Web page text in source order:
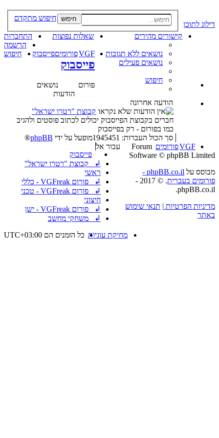
דילוג לתוכן
חיפוש חיפוש מתקדם
קישורים מהירים
נושאים ללא תגובות
נושאים פעילים
חיפוש
שאלות נפוצות
התחברות
הרשמה
VGFפורומיםפייסבוק חיפוש
פייסבוק
פורום
נושאים
הודעות
הודעה אחרונה
קבוצת "רטרו ישראל"
חברים בקבוצת הפייסבוק יכולים לכתוב פוסטים ולהגיב
כמו בפורום - רק בפייסבוק
סך הכול העברות: 1945451
עבור אל
פייסבוק
↲ קבוצת "רטרו ישראל"
ראשי
↲ פורום VGFreak - כללי
↲ פורום VGFreak - טכני
חיצוני
↲ פורום VGFreak - ישן
↲ משחקי מחשב
VGFפורומים
כל הזמנים הם UTC+03:00 מחיקת עוגיות
מופעל על ידי phpBB
®
Forum
Software © phpBB Limited
מבוסס על
phpBB.co.il -
פורומים בעברית
. © 2017 -
phpBB.co.il.
מדיניות הפרטיות | תנאי שימוש
באתר